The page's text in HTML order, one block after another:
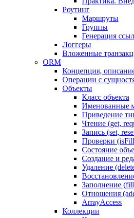
Роутинг
Маршруты
Группы
Генерация
Логгеры
Вложенные
ORM
Концепция,
Операции с
Объекты
Класс объекта
Именованные
Приведение
Чтение (get,
Запись (set,
Проверки
Состояние
Создание и
Удаление
Заполнение
Отношения
ArrayAccess
Коллекции